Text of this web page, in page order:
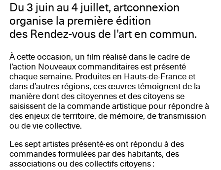
Du 3 juin au 4 juillet, artconnexion
organise la première édition
des Rendez-vous de l’art en commun.
À cette occasion, un film réalisé dans le cadre de
l’action Nouveaux commanditaires est présenté
chaque semaine. Produites en Hauts-de-France et
dans d’autres régions, ces œuvres témoignent de la
manière dont des citoyennes et des citoyens se
saisissent de la commande artistique pour répondre à
des enjeux de territoire, de mémoire, de transmission
ou de vie collective.
Les sept artistes présenté·es ont répondu à des
commandes formulées par des habitants, des
associations ou des collectifs citoyens :